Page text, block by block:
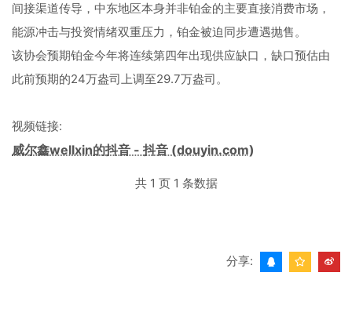
间接渠道传导，中东地区本身并非铂金的主要直接消费市场，
能源冲击与投资情绪双重压力，铂金被迫同步遭遇抛售。
该协会预期铂金今年将连续第四年出现供应缺口，缺口预估由
此前预期的24万盎司上调至29.7万盎司。
视频链接:
威尔鑫wellxin的抖音 - 抖音 (douyin.com)
共 1 页 1 条数据
分享: